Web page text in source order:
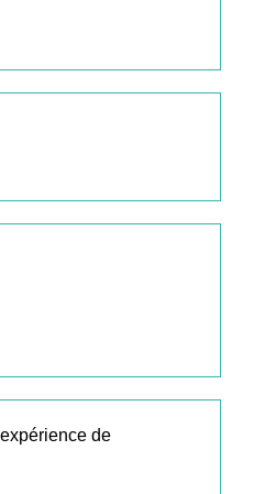
de